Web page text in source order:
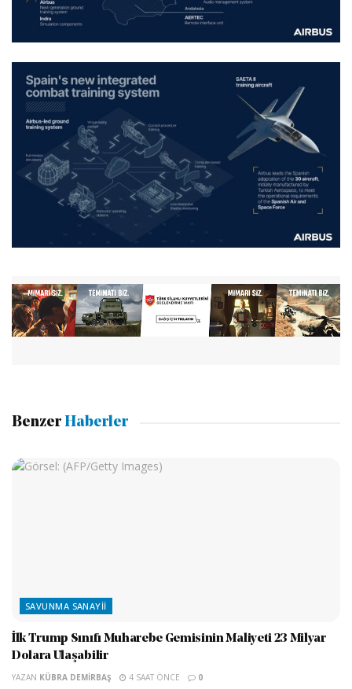
Benzer Haberler
SAVUNMA SANAYII
İlk Trump Sınıfı Muharebe Gemisinin Maliyeti 23 Milyar
Dolara Ulaşabilir
YAZAN KÜBRA DEMIRBAŞ 4 SAAT ÖNCE 0